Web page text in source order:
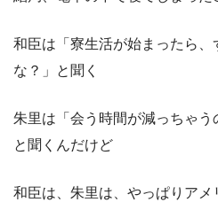
和臣は「寮生活が始まったら
な？」と聞く
朱里は「会う時間が減っちゃう
と聞くんだけど
和臣は、朱里は、やっぱりア